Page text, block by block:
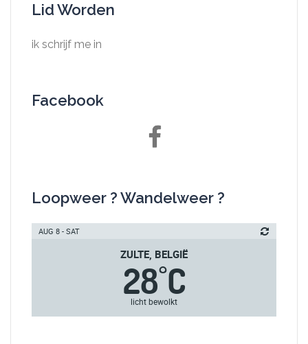
Lid Worden
ik schrijf me in
Facebook
Facebook
Loopweer ? Wandelweer ?
AUG 8 - SAT
ZULTE, BELGIË
28°C
licht bewolkt